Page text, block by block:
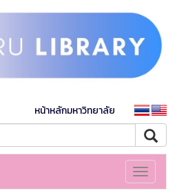
หน้าหลักมหาวิทยาลัย
Toggle